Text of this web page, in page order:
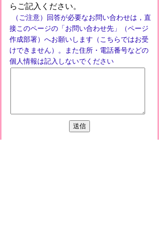
らご記入ください。
（ご注意）回答が必要なお問い合わせは，直
接このページの「お問い合わせ先」（ページ
作成部署）へお願いします（こちらではお受
けできません）。また住所・電話番号などの
個人情報は記入しないでください